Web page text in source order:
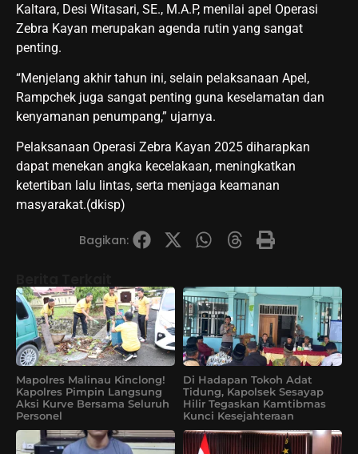
Kaltara, Desi Witasari, SE., M.A.P, menilai apel Operasi
Zebra Kayan merupakan agenda rutin yang sangat
penting.
“Menjelang akhir tahun ini, selain pelaksanaan Apel,
Rampchek juga sangat penting guna keselamatan dan
kenyamanan penumpang,” ujarnya.
Pelaksanaan Operasi Zebra Kayan 2025 diharapkan
dapat menekan angka kecelakaan, meningkatkan
ketertiban lalu lintas, serta menjaga keamanan
masyarakat.(dkisp)
Bagikan:
Mapolres Malinau Kinclong!
Kapolres Pimpin Langsung
Aksi Kurve Bersama Seluruh
Personel
Di Hadapan Tokoh Adat
Tidung, Kapolsek Sesayap
Hilir Tegaskan Kamtibmas
Kunci Kesejahteraan